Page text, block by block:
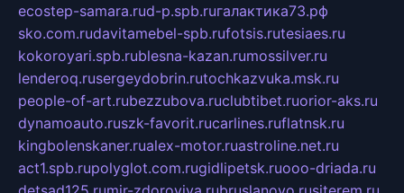
ecostep-samara.rud-p.spb.ruгалактика73.рф
sko.com.rudavitamebel-spb.rufotsis.rutesiaes.ru
kokoroyari.spb.rublesna-kazan.rumossilver.ru
lenderoq.rusergeydobrin.rutochkazvuka.msk.ru
people-of-art.rubezzubova.ruclubtibet.ruorior-aks.ru
dynamoauto.ruszk-favorit.rucarlines.ruflatnsk.ru
kingbolenskaner.rualex-motor.ruastroline.net.ru
act1.spb.rupolyglot.com.rugidlipetsk.ruooo-driada.ru